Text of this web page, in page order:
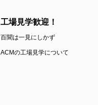
工場見学歓迎！
百聞は一見にしかず
ACMの工場見学について